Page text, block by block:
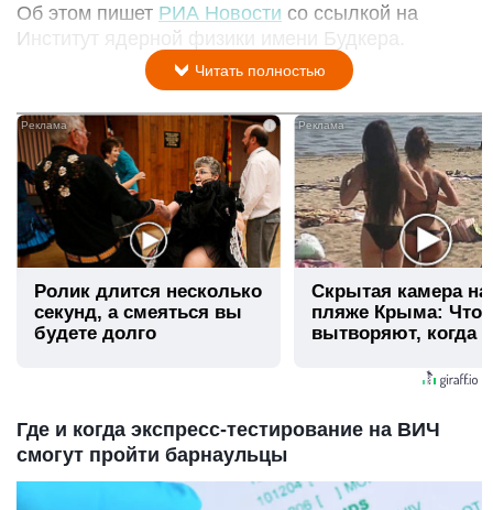
Об этом пишет РИА Новости со ссылкой на
Институт ядерной физики имени Будкера.
Читать полностью
Ролик длится несколько
секунд, а смеяться вы
будете долго
Скрытая камера на
пляже Крыма: Что
вытворяют, когда
Где и когда экспресс-тестирование на ВИЧ
смогут пройти барнаульцы